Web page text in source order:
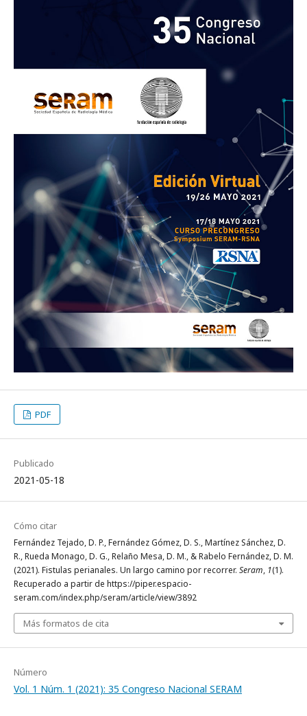
PDF
Publicado
2021-05-18
Cómo citar
Fernández Tejado, D. P., Fernández Gómez, D. S., Martínez Sánchez, D.
R., Rueda Monago, D. G., Relaño Mesa, D. M., & Rabelo Fernández, D. M.
(2021). Fistulas perianales. Un largo camino por recorrer. Seram, 1(1).
Recuperado a partir de https://piper.espacio-
seram.com/index.php/seram/article/view/3892
Más formatos de cita
Número
Vol. 1 Núm. 1 (2021): 35 Congreso Nacional SERAM